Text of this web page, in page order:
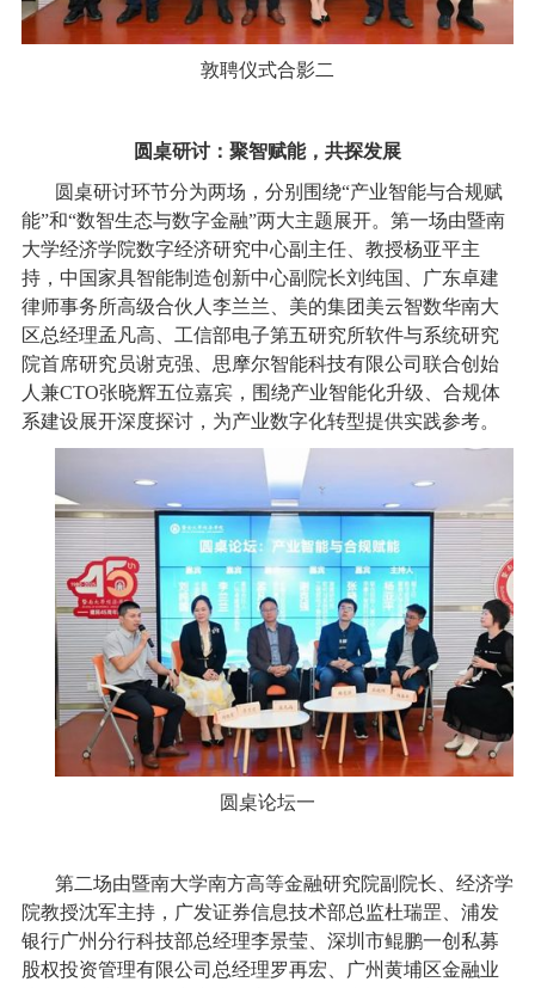
敦聘仪式合影二
圆桌研讨：聚智赋能，共探发展
圆桌研讨环节分为两场，分别围绕“产业智能与合规赋
能”和“数智生态与数字金融”两大主题展开。第一场由暨南
大学经济学院数字经济研究中心副主任、教授杨亚平主
持，中国家具智能制造创新中心副院长刘纯国、广东卓建
律师事务所高级合伙人李兰兰、美的集团美云智数华南大
区总经理孟凡高、工信部电子第五研究所软件与系统研究
院首席研究员谢克强、思摩尔智能科技有限公司联合创始
人兼CTO张晓辉五位嘉宾，围绕产业智能化升级、合规体
系建设展开深度探讨，为产业数字化转型提供实践参考。
圆桌论坛一
第二场由暨南大学南方高等金融研究院副院长、经济学
院教授沈军主持，广发证券信息技术部总监杜瑞罡、浦发
银行广州分行科技部总经理李景莹、深圳市鲲鹏一创私募
股权投资管理有限公司总经理罗再宏、广州黄埔区金融业